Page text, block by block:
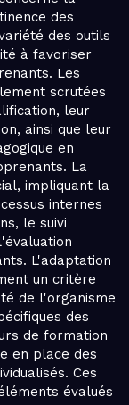
des
des outils
à favoriser
Les
scrutées
leur
ainsi que leur
en
La
impliquant la
internes
le suivi
L'adaptation
un critère
de l'organisme
des
de formation
en place des
Ces
évalués